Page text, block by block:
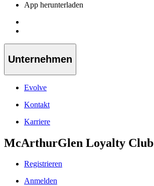
App herunterladen
Unternehmen
Evolve
Kontakt
Karriere
McArthurGlen Loyalty Club
Registrieren
Anmelden